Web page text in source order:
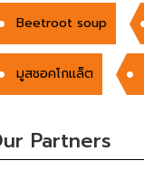
Beetroot soup
มูสชอคโกแล็ต
Partners